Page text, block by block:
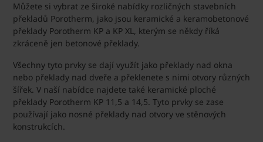
Můžete si vybrat ze široké nabídky rozličných stavebních
překladů Porotherm, jako jsou keramické a keramobetonové
překlady Porotherm KP a KP XL, kterým se někdy říká
zkráceně jen betonové překlady.
Všechny tyto prvky se dají využít jako překlady nad okna
nebo překlady nad dveře a překlenete s nimi otvory různých
šířek. V naší nabídce najdete také keramické ploché
překlady Porotherm KP 11,5 a 14,5. Tyto prvky se zase
používají jako nosné překlady nad otvory ve stěnových
konstrukcích.